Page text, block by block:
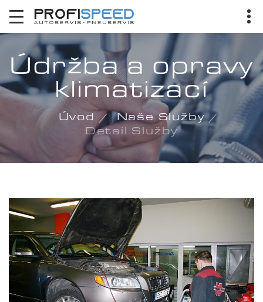
Údržba a opravy
klimatizací
Úvod
Naše Služby
Detail Služby